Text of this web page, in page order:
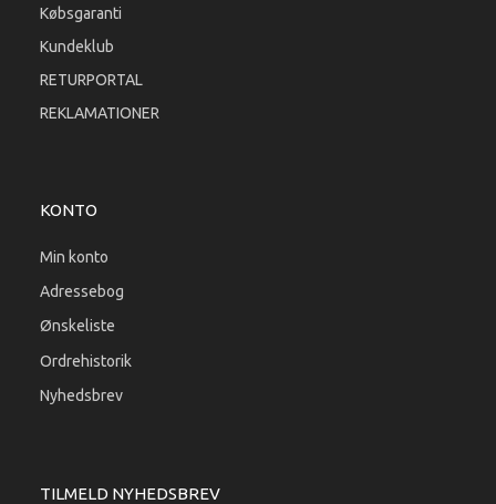
Købsgaranti
Kundeklub
RETURPORTAL
REKLAMATIONER
KONTO
Min konto
Adressebog
Ønskeliste
Ordrehistorik
Nyhedsbrev
TILMELD NYHEDSBREV